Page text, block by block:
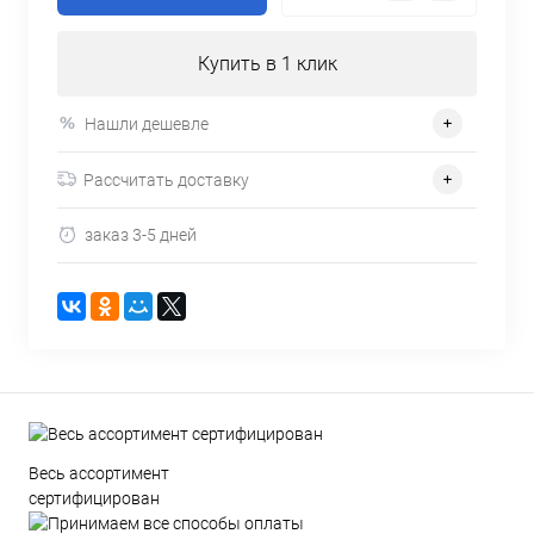
Купить в 1 клик
Нашли дешевле
Рассчитать доставку
заказ 3-5 дней
Весь ассортимент
сертифицирован